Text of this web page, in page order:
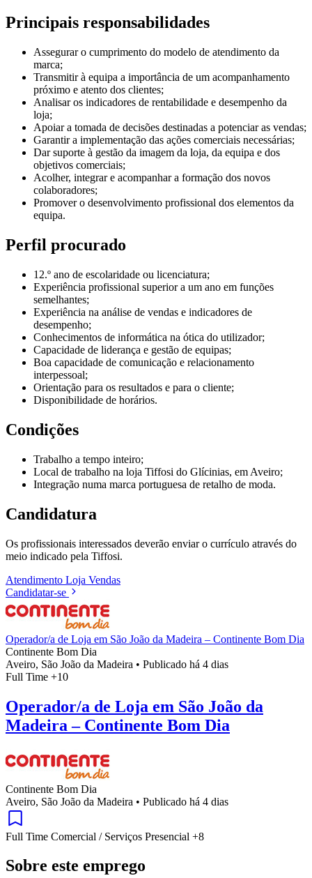
Principais responsabilidades
Assegurar o cumprimento do modelo de atendimento da
marca;
Transmitir à equipa a importância de um acompanhamento
próximo e atento dos clientes;
Analisar os indicadores de rentabilidade e desempenho da
loja;
Apoiar a tomada de decisões destinadas a potenciar as vendas;
Garantir a implementação das ações comerciais necessárias;
Dar suporte à gestão da imagem da loja, da equipa e dos
objetivos comerciais;
Acolher, integrar e acompanhar a formação dos novos
colaboradores;
Promover o desenvolvimento profissional dos elementos da
equipa.
Perfil procurado
12.º ano de escolaridade ou licenciatura;
Experiência profissional superior a um ano em funções
semelhantes;
Experiência na análise de vendas e indicadores de
desempenho;
Conhecimentos de informática na ótica do utilizador;
Capacidade de liderança e gestão de equipas;
Boa capacidade de comunicação e relacionamento
interpessoal;
Orientação para os resultados e para o cliente;
Disponibilidade de horários.
Condições
Trabalho a tempo inteiro;
Local de trabalho na loja Tiffosi do Glícinias, em Aveiro;
Integração numa marca portuguesa de retalho de moda.
Candidatura
Os profissionais interessados deverão enviar o currículo através do
meio indicado pela Tiffosi.
Atendimento Loja Vendas
Candidatar-se
Operador/a de Loja em São João da Madeira – Continente Bom Dia
Continente Bom Dia
Aveiro, São João da Madeira • Publicado há 4 dias
Full Time +10
Operador/a de Loja em São João da
Madeira – Continente Bom Dia
Continente Bom Dia
Aveiro, São João da Madeira • Publicado há 4 dias
Full Time Comercial / Serviços Presencial +8
Sobre este emprego